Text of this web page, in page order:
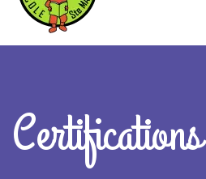
Certifications